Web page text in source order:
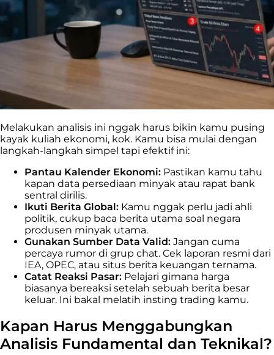
Melakukan analisis ini nggak harus bikin kamu pusing
kayak kuliah ekonomi, kok. Kamu bisa mulai dengan
langkah-langkah simpel tapi efektif ini:
Pantau Kalender Ekonomi: Pastikan kamu tahu
kapan data persediaan minyak atau rapat bank
sentral dirilis.
Ikuti Berita Global: Kamu nggak perlu jadi ahli
politik, cukup baca berita utama soal negara
produsen minyak utama.
Gunakan Sumber Data Valid: Jangan cuma
percaya rumor di grup chat. Cek laporan resmi dari
IEA, OPEC, atau situs berita keuangan ternama.
Catat Reaksi Pasar: Pelajari gimana harga
biasanya bereaksi setelah sebuah berita besar
keluar. Ini bakal melatih insting trading kamu.
Kapan Harus Menggabungkan
Analisis Fundamental dan Teknikal?